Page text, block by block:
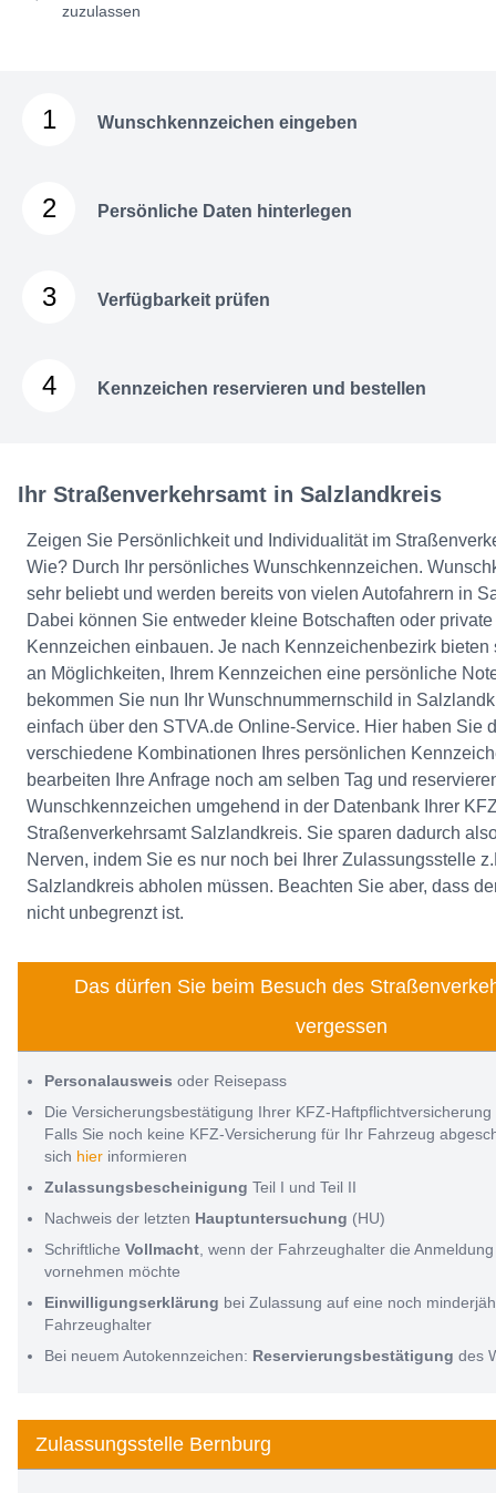
zuzulassen
1 Wunschkennzeichen eingeben
2 Persönliche Daten hinterlegen
3 Verfügbarkeit prüfen
4 Kennzeichen reservieren und bestellen
Ihr Straßenverkehrsamt in Salzlandkreis
Zeigen Sie Persönlichkeit und Individualität im
Wie? Durch Ihr persönliches Wunschkennzeichen.
sehr beliebt und werden bereits von vielen Autofahrern in
Dabei können Sie entweder kleine Botschaften oder
Kennzeichen einbauen. Je nach Kennzeichenbezirk
an Möglichkeiten, Ihrem Kennzeichen eine persönliche
bekommen Sie nun Ihr Wunschnummernschild in
einfach über den STVA.de Online-Service. Hier haben Sie
verschiedene Kombinationen Ihres persönlichen
bearbeiten Ihre Anfrage noch am selben Tag und
Wunschkennzeichen umgehend in der Datenbank Ihrer
Straßenverkehrsamt Salzlandkreis. Sie sparen dadurch
Nerven, indem Sie es nur noch bei Ihrer Zulassungsstelle
Salzlandkreis abholen müssen. Beachten Sie aber, dass
nicht unbegrenzt ist.
Das dürfen Sie beim Besuch des
vergessen
Personalausweis oder Reisepass
Die Versicherungsbestätigung Ihrer KFZ-
Falls Sie noch keine KFZ-Versicherung für Ihr Fahrzeug
sich hier informieren
Zulassungsbescheinigung Teil I und Teil II
Nachweis der letzten Hauptuntersuchung (HU)
Schriftliche Vollmacht , wenn der Fahrzeughalter die
vornehmen möchte
Einwilligungserklärung bei Zulassung auf eine noch
Fahrzeughalter
Bei neuem Autokennzeichen: Reservierungsbestätigung des
Zulassungsstelle Bernburg